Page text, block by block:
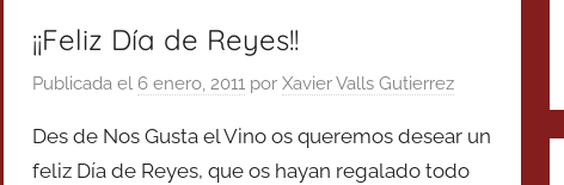
¡¡Feliz Día de Reyes!!
Publicada el6 enero, 2011 porXavier Valls Gutierrez
Des de Nos Gusta el Vino os queremos desear un
feliz Día de Reyes, que os hayan regalado todo